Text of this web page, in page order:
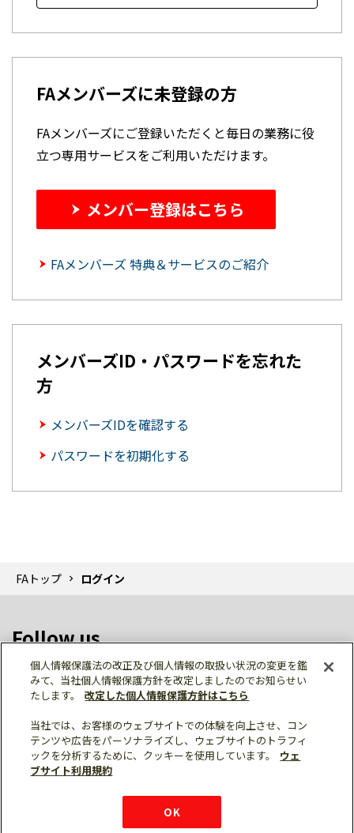
FAメンバーズに未登録の方
FAメンバーズにご登録いただくと毎日の業務に役
立つ専用サービスをご利用いただけます。
メンバー登録はこちら
FAメンバーズ 特典＆サービスのご紹介
メンバーズID・パスワードを忘れた
方
メンバーズIDを確認する
パスワードを初期化する
FAトップ ログイン
Follow us
個人情報保護 利用規約
ご利用にあたって
サイトマップ
三菱電機トップ
個人情報保護法の改正及び個人情報の取扱い状況の変更を鑑
みて、当社個人情報保護方針を改定しましたのでお知らせい
たします。
改定した個人情報保護方針はこちら
当社では、お客様のウェブサイトでの体験を向上させ、コン
テンツや広告をパーソナライズし、ウェブサイトのトラフィ
ックを分析するために、クッキーを使用しています。
ウェ
ブサイト利用規約
OK
チャットサービス